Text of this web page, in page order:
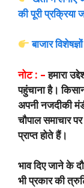
की पूरी प्रक्रिया
बाजार
नोट : – हमारा
पहुंचाना है।
अपनी नजदीकी
चौपाल समाचार
प्राप्त होते हैं।
भाव दिए जाने के
भी प्रकार की